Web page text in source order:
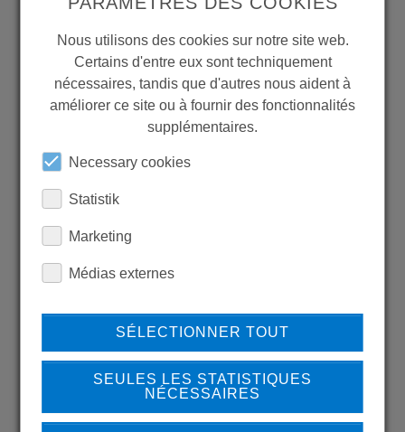
MORE PRODUCTS?
Back to overview
REFERENCES
Nous utilisons des cookies sur notre site web.
Certains d'entre eux sont techniquement
nécessaires, tandis que d'autres nous aident à
améliorer ce site ou à fournir des fonctionnalités
supplémentaires.
Necessary cookies
Statistik
Marketing
Médias externes
SÉLECTIONNER TOUT
SEULES LES STATISTIQUES
NÉCESSAIRES